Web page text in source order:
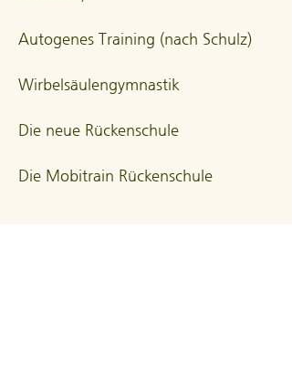
Autogenes Training (nach Schulz)
Wirbelsäulengymnastik
Die neue Rückenschule
Die Mobitrain Rückenschule